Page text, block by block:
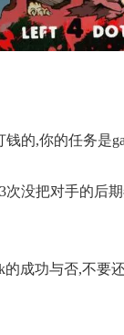
,你的任务是
没把对手的后期
成功与否,不要